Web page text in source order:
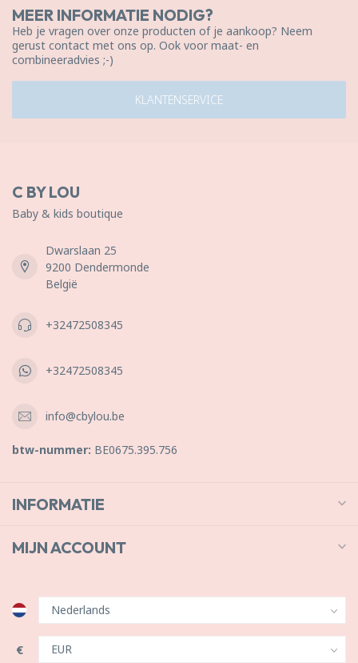
MEER INFORMATIE NODIG?
Heb je vragen over onze producten of je aankoop? Neem
gerust contact met ons op. Ook voor maat- en
combineeradvies ;-)
KLANTENSERVICE
C BY LOU
Baby & kids boutique
Dwarslaan 25
9200 Dendermonde
België
+32472508345
+32472508345
info@cbylou.be
btw-nummer: BE0675.395.756
INFORMATIE
MIJN ACCOUNT
€